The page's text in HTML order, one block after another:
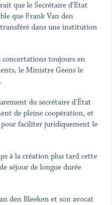
que le Secrétaire d’Etat
que Frank Van den
dans une institution
concertations toujours en
le Ministre Geens le
du secrétaire d'État
de pleine coopération, et
faciliter juridiquement le
à la création plus tard cette
séjour de longue durée
den Bleeken et son avocat